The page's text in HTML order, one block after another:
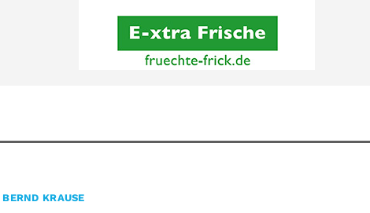
BERND KRAUSE